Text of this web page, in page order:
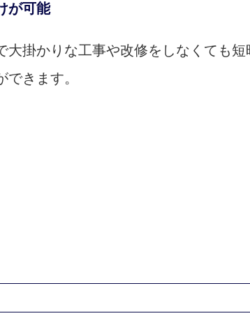
が可能
大掛かりな工事や改修をしなくても
きます。